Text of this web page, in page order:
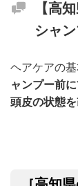
【高
シャ
ヘアケアの
ャンプー前
頭皮の状態